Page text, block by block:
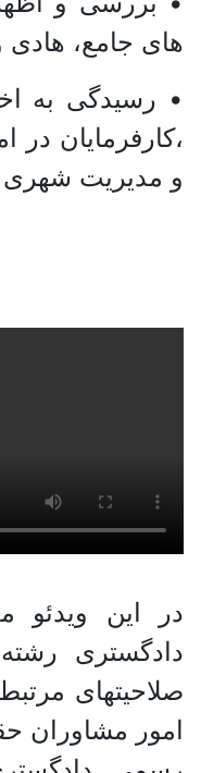
های جامع،
• رسیدگی به
،کارفرمایان
و مدیریت شهری
در این
دادگستری
صلاحیتهای
امور مشاوران